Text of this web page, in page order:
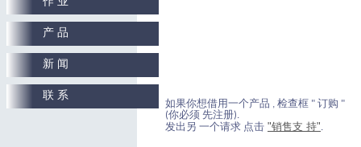
如果你想借用一个产品 , 检查框 " 订购 "
(你必须 先注册).
发出另 一个请求 点击 "销售支 持".
产 品
新 闻
联 系